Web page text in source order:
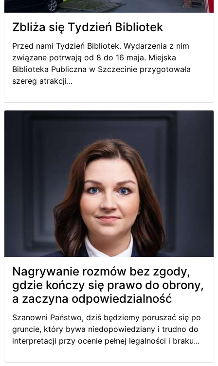
Zbliża się Tydzień Bibliotek
Przed nami Tydzień Bibliotek. Wydarzenia z nim
związane potrwają od 8 do 16 maja. Miejska
Biblioteka Publiczna w Szczecinie przygotowała
szereg atrakcji...
Nagrywanie rozmów bez zgody,
gdzie kończy się prawo do obrony,
a zaczyna odpowiedzialność
Szanowni Państwo, dziś będziemy poruszać się po
gruncie, który bywa niedopowiedziany i trudno do
interpretacji przy ocenie pełnej legalności i braku...